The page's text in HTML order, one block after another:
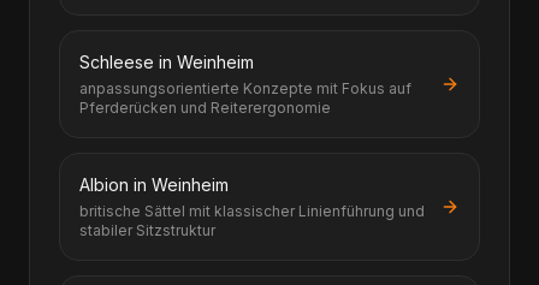
Schleese in Weinheim
anpassungsorientierte Konzepte mit Fokus auf
Pferderücken und Reiterergonomie
Albion in Weinheim
britische Sättel mit klassischer Linienführung und
stabiler Sitzstruktur